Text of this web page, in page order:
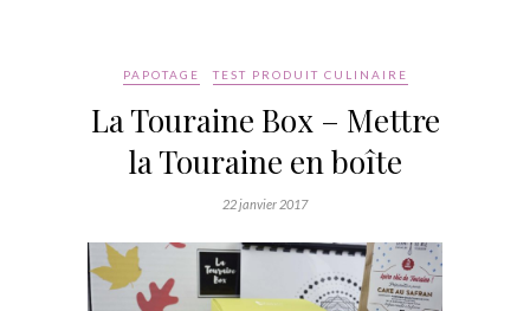
PAPOTAGE TEST PRODUIT CULINAIRE
La Touraine Box – Mettre
la Touraine en boîte
22 janvier 2017